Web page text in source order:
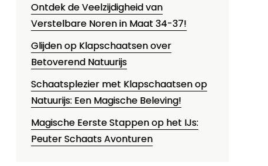
Ontdek de Veelzijdigheid van
Verstelbare Noren in Maat 34-37!
Glijden op Klapschaatsen over
Betoverend Natuurijs
Schaatsplezier met Klapschaatsen op
Natuurijs: Een Magische Beleving!
Magische Eerste Stappen op het IJs:
Peuter Schaats Avonturen